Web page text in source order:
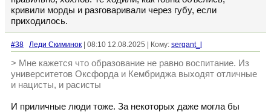
кривили морды и разговаривали через губу, если
приходилось.
#38 Леди Скиминок | 08:10 12.08.2025 | Кому: sergant_l
> Мне кажется что образование не равно воспитание. Из
университетов Оксфорда и Кембриджа выходят отличные
и нацисты, и расисты
И приличные люди тоже. За некоторых даже могла бы